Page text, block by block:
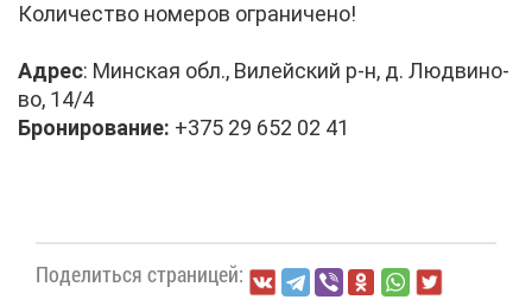
Ко­ли­че­ство но­ме­ров огра­ни­че­но!
Ад­рес: Мин­ская обл., Ви­лей­ский р-н, д. Лю­дви­но­
во, 14/4
Бро­ни­ро­ва­ние: +375 29 652 02 41
По­де­лить­ся стра­ни­цей: